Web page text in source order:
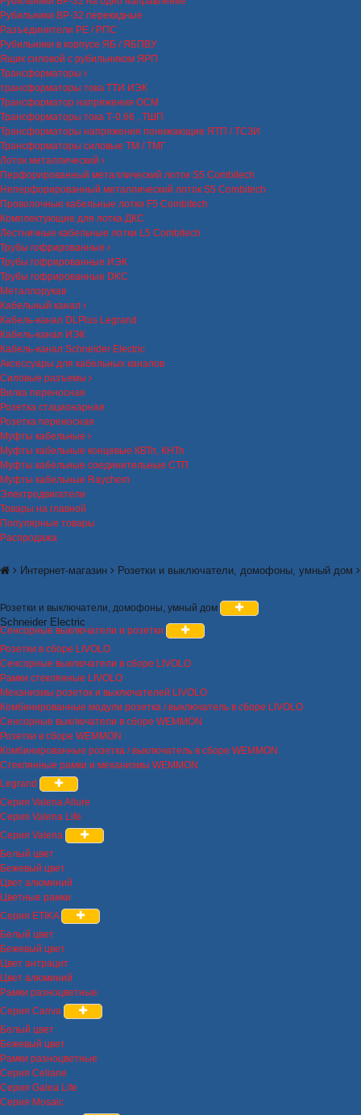
Рубильники ВР-32 перекидные
Разъединители РЕ / РПС
Рубильники в корпусе ЯБ / ЯБПВУ
Ящик силовой с рубильником ЯРП
Трансформаторы
трансформаторы тока ТТИ ИЭК
Трансформатор напряжения ОСМ
Трансформаторы тока Т-0.66 , ТШП
Трансформаторы напряжения понижающие ЯТП / ТСЗИ
Трансформаторы силовые ТМ / ТМГ
Лоток металлический
Перфорированный металлический лоток S5 Combitech
Неперфорированный металлический лоток S5 Combitech
Проволочные кабельные лотки F5 Combitech
Комплектующие для лотка ДКС
Лестничные кабельные лотки L5 Combitech
Трубы гофрированные
Трубы гофрированные ИЭК
Трубы гофрированные DKC
Металлорукав
Кабельный канал
Кабель-канал DLPlus Legrand
Кабель-канал ИЭК
Кабель-канал Schneider Electric
Аксессуары для кабельных каналов
Силовые разъемы
Вилка переносная
Розетка стационарная
Розетка переносная
Муфты кабельные
Муфты кабельные концевые КВТп, КНТп
Муфты кабельные соединительные СТП
Муфты кабельные Raychem
Электродвигатели
Товары на главной
Популярные товары
Распродажа
Интернет-магазин Розетки и выключатели, домофоны, умный дом
Schneider Electric
Розетки и выключатели, домофоны, умный дом
Сенсорные выключатели и розетки
Розетки в сборе LIVOLO
Сенсорные выключатели в сборе LIVOLO
Рамки стеклянные LIVOLO
Механизмы розеток и выключателей LIVOLO
Комбинированные модули розетка / выключатель в сборе LIVOLO
Сенсорные выключатели в сборе WEMMON
Розетки в сборе WEMMON
Комбинированные розетка / выключатель в сборе WEMMON
Стеклянные рамки и механизмы WEMMON
Legrand
Серия Valena Allure
Серия Valena Life
Серия Valena
Белый цвет
Бежевый цвет
Цвет алюминий
Цветные рамки
Серия ETIKA
Белый цвет
Бежевый цвет
Цвет антрацит
Цвет алюминий
Рамки разноцветные
Серия Cariva
Белый цвет
Бежевый цвет
Рамки разноцветные
Серия Celiane
Серия Galea Life
Серия Mosaic